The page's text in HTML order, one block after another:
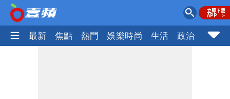
最新 焦點 熱門 娛樂時尚 生活 政治 社會